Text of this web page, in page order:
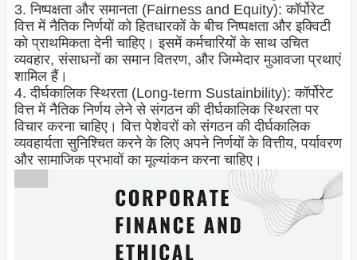
3. निष्पक्षता और समानता (Fairness and Equity): कॉर्पोरेट
वित्त में नैतिक निर्णयों को हितधारकों के बीच निष्पक्षता और इक्विटी
को प्राथमिकता देनी चाहिए। इसमें कर्मचारियों के साथ उचित
व्यवहार, संसाधनों का समान वितरण, और जिम्मेदार मुआवजा प्रथाएं
शामिल हैं।
4. दीर्घकालिक स्थिरता (Long-term Sustainbility): कॉर्पोरेट
वित्त में नैतिक निर्णय लेने से संगठन की दीर्घकालिक स्थिरता पर
विचार करना चाहिए। वित्त पेशेवरों को संगठन की दीर्घकालिक
व्यवहार्यता सुनिश्चित करने के लिए अपने निर्णयों के वित्तीय, पर्यावरण
और सामाजिक प्रभावों का मूल्यांकन करना चाहिए।